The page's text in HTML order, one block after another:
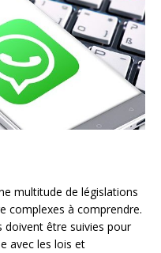
multitude de législations
complexes à comprendre.
doivent être suivies pour
avec les lois et